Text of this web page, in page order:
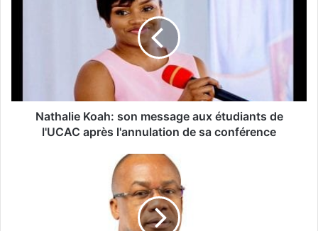
Nathalie Koah: son message aux étudiants de
l'UCAC après l'annulation de sa conférence